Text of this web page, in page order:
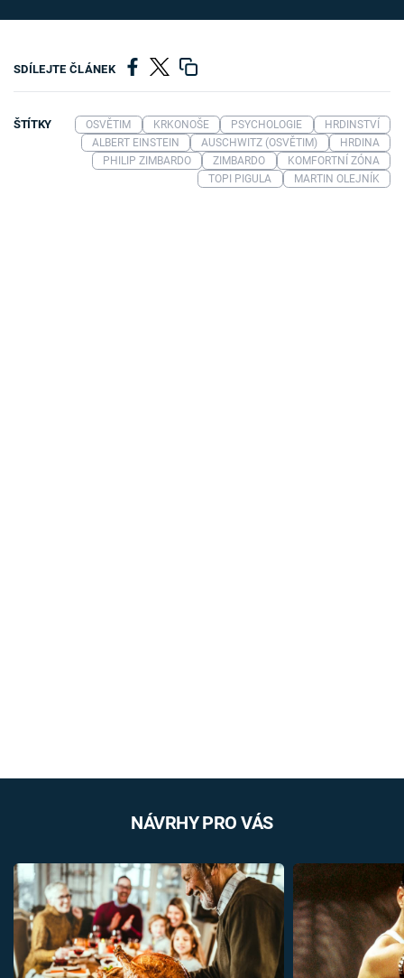
SDÍLEJTE ČLÁNEK
ŠTÍTKY OSVĚTIM KRKONOŠE PSYCHOLOGIE
HRDINSTVÍ
ALBERT EINSTEIN
AUSCHWITZ (OSVĚTIM)
HRDINA
PHILIP ZIMBARDO
ZIMBARDO
KOMFORTNÍ ZÓNA
TOPI PIGULA
MARTIN OLEJNÍK
NÁVRHY PRO VÁS